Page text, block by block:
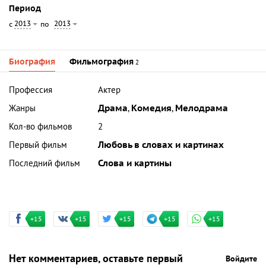
Период
с 2013 по 2013
Биография Фильмография 2
Профессия
Актер
Жанры
Драма, Комедия, Мелодрама
Кол-во фильмов
2
Первый фильм
Любовь в словах и картинах
Последний фильм
Слова и картины
+15 +15 +15 +15 +15
Нет комментариев, оставьте первый Войдите